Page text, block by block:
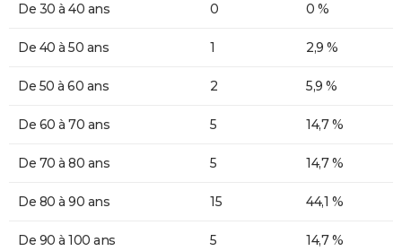
De 30 à 40 ans 0 0 %
De 40 à 50 ans 1 2,9 %
De 50 à 60 ans 2 5,9 %
De 60 à 70 ans 5 14,7 %
De 70 à 80 ans 5 14,7 %
De 80 à 90 ans 15 44,1 %
De 90 à 100 ans 5 14,7 %